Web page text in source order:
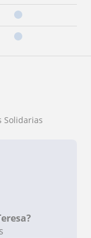
Solidarias